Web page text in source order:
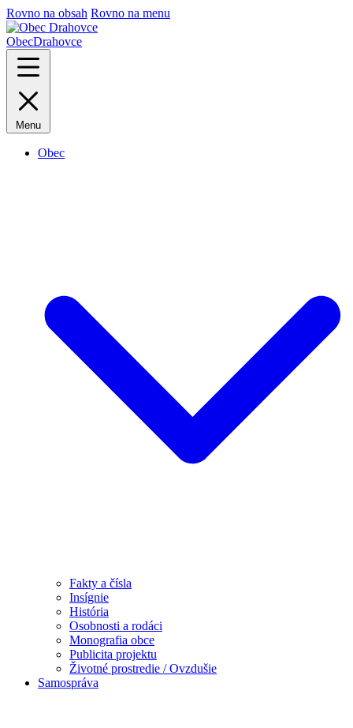
Rovno na obsah Rovno na menu
ObecDrahovce
Menu
Obec
Fakty a čísla
Insígnie
História
Osobnosti a rodáci
Monografia obce
Publicita projektu
Životné prostredie / Ovzdušie
Samospráva